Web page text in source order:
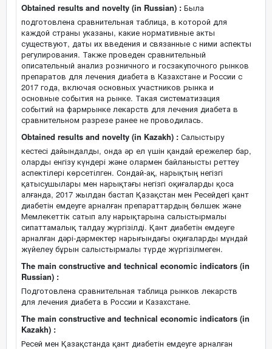
Obtained results and novelty (in Russian) : Была
подготовлена сравнительная таблица, в которой для
каждой страны указаны, какие нормативные акты
существуют, даты их введения и связанные с ними аспекты
регулирования. Также проведен сравнительный
описательный анализ розничного и госзакупочного рынков
препаратов для лечения диабета в Казахстане и России с
2017 года, включая основных участников рынка и
основные события на рынке. Такая систематизация
событий на фармрынке лекарств для лечения диабета в
сравнительном разрезе ранее не проводилась.
Obtained results and novelty (in Kazakh) : Салыстыру
кестесі дайындалды, онда әр ел үшін қандай ережелер бар,
оларды енгізу күндері және олармен байланысты реттеу
аспектілері көрсетілген. Сондай-ақ, нарықтың негізгі
қатысушылары мен нарықтағы негізгі оқиғаларды қоса
алғанда, 2017 жылдан бастап Қазақстан мен Ресейдегі қант
диабетін емдеуге арналған препараттардың бөлшек және
Мемлекеттік сатып алу нарықтарына салыстырмалы
сипаттамалық талдау жүргізілді. Қант диабетін емдеуге
арналған дәрі-дәрмектер нарығындағы оқиғаларды мұндай
жүйелеу бұрын салыстырмалы түрде жүргізілмеген.
The main constructive and technical economic indicators (in
Russian) :
Подготовлена сравнительная таблица рынков лекарств
для лечения диабета в России и Казахстане.
The main constructive and technical economic indicators (in
Kazakh) :
Ресей мен Қазақстанда қант диабетін емдеуге арналған